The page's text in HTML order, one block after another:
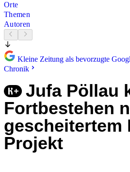
Orte
Themen
Autoren
Kleine Zeitung als bevorzugte
Chronik
Jufa Pöllau
Fortbestehen
gescheitertem
Projekt